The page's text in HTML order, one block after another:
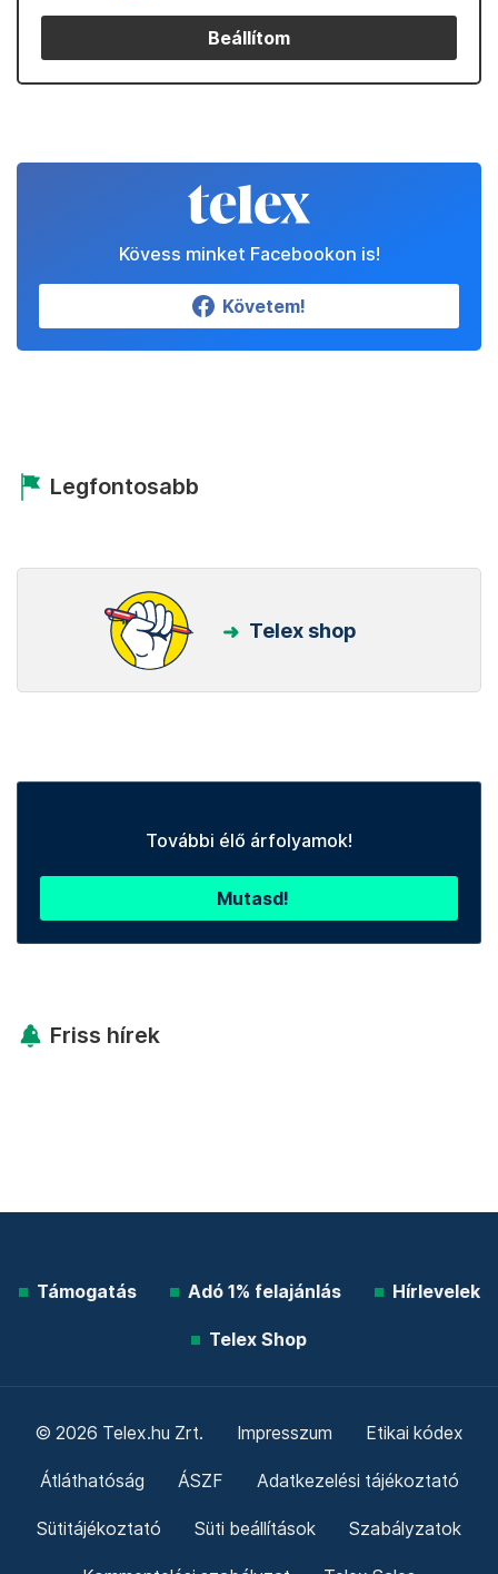
Beállítom
Kövess minket Facebookon is!
Követem!
Legfontosabb
Telex shop
További élő árfolyamok!
Mutasd!
Friss hírek
Támogatás Adó 1% felajánlás Hírlevelek
Telex Shop
© 2026 Telex.hu Zrt. Impresszum Etikai kódex
Átláthatóság ÁSZF Adatkezelési tájékoztató
Sütitájékoztató Süti beállítások Szabályzatok